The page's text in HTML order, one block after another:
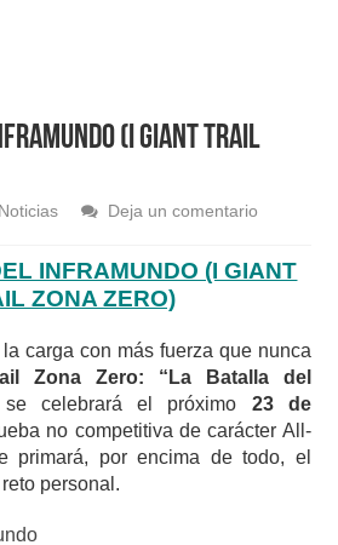
(I GIANT TRAIL
Noticias
Deja un comentario
INFRAMUNDO (I GIANT
ZONA ZERO)
carga con más fuerza que nunca
Zona Zero: “La Batalla del
celebrará el próximo 23 de
no competitiva de carácter All-
primará, por encima de todo, el
personal.